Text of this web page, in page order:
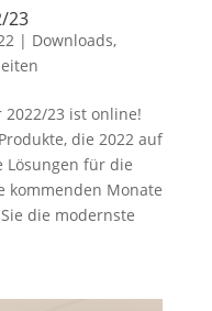
23
| Downloads,
23 ist online!
die 2022 auf
Lösungen für die
kommenden Monate
die modernste